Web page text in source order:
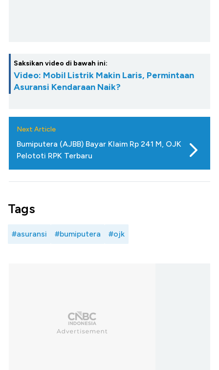
Saksikan video di bawah ini:
Video: Mobil Listrik Makin Laris, Permintaan
Asuransi Kendaraan Naik?
Next Article
Bumiputera (AJBB) Bayar Klaim Rp 241 M, OJK
Pelototi RPK Terbaru
Tags
#asuransi #bumiputera #ojk